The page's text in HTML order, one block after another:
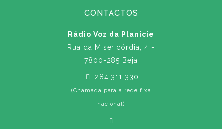
CONTACTOS
Rádio Voz da Planície
Rua da Misericórdia, 4 -
7800-285 Beja
284 311 330
(Chamada para a rede fixa
nacional)